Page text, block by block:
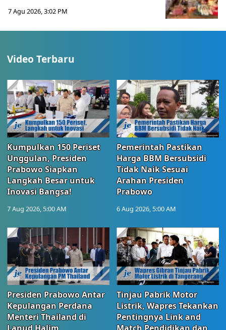
7 Agu 2026, 3:02 PM
Video Terbaru
Kumpulkan 150 Periset
Unggulan, Presiden
Prabowo Siapkan
Langkah Besar untuk
Inovasi Bangsa!
7 Aug 2026, 5:00 AM
Pemerintah Pastikan
Harga BBM Bersubsidi
Tidak Naik Sesuai
Arahan Presiden
Prabowo
6 Aug 2026, 5:00 AM
Presiden Prabowo Antar
Kepulangan Perdana
Menteri Thailand di
Tinjau Pabrik Motor
Listrik, Wapres Tekankan
Pentingnya Link and